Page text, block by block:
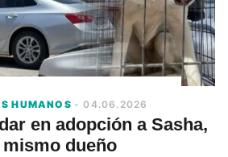
HUMANOS - 04.06.2026
en adopción a Sasha,
dueño